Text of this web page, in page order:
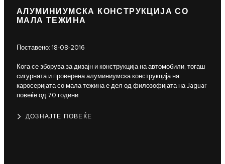
АЛУМИНИУМСКА КОНСТРУКЦИЈА СО
МАЛА ТЕЖИНА
Поставено: 18-08-2016
Кога се зборува за дизајн и конструкција на автомобили, тогаш
сигурната и проверена алуминиумска конструкција на
каросеријата со мала тежина е дел од филозофијата на Jaguar
повеќе од 70 години.
ДОЗНАЈТЕ ПОВЕЌЕ